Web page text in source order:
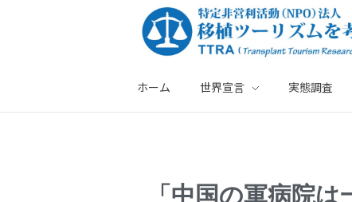
ホーム 世界宣言 実態調査
「中国の軍病院